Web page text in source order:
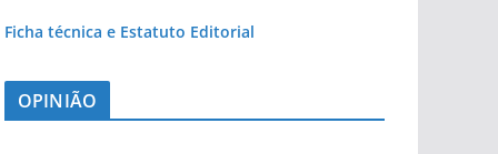
Ficha técnica e Estatuto Editorial
OPINIÃO